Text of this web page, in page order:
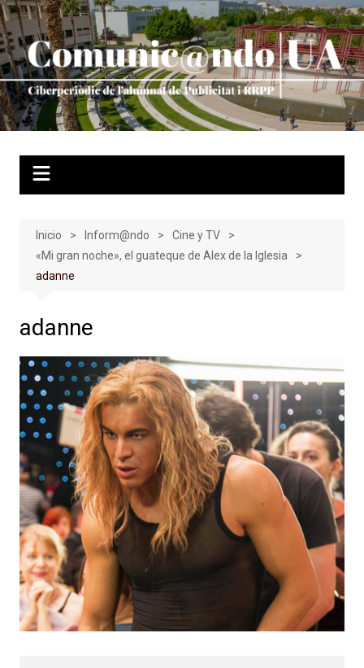
Saltar
al
contenido
Inicio Inform@ndo
Cine y TV
«Mi gran noche», el guateque de Alex de la Iglesia
adanne
adanne